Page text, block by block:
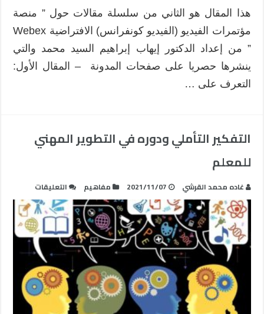
استخدامات
المدرب
على
منصة
Webex
مغلقة
هذا المقال هو الثاني من سلسلة مقالات حول ” منصة
مؤتمرات الفيديو (الفيديو كونفرانس) الافتراضية Webex
” من إعداد الدكتور إيهاب إبراهيم السيد محمد والتي
ينشرها حصريا على صفحات المدونة – المقال الأول:
التعرف على …
التفكير التأملي ودوره في التطوير المهني
للمعلم
غاده محمد القرشي 2021/11/07 مفاهيم التعليقات
التفكير
التأملي
ودوره
في
التطوير
المهني
للمعلم
مغلقة